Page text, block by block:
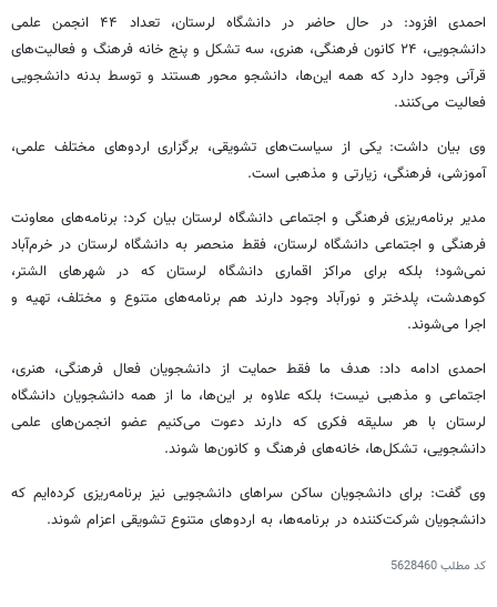
احمدی افزود: در حال حاضر در دانشگاه لرستان، تعداد ۴۴ انجمن علمی
دانشجویی، ۲۴ کانون فرهنگی، هنری، سه تشکل و پنج خانه فرهنگ و فعالیت‌های
قرآنی وجود دارد که همه این‌ها، دانشجو محور هستند و توسط بدنه دانشجویی
فعالیت می‌کنند.
وی بیان داشت: یکی از سیاست‌های تشویقی، برگزاری اردوهای مختلف علمی،
آموزشی، فرهنگی، زیارتی و مذهبی است.
مدیر برنامه‌ریزی فرهنگی و اجتماعی دانشگاه لرستان بیان کرد: برنامه‌های معاونت
فرهنگی و اجتماعی دانشگاه لرستان، فقط منحصر به دانشگاه لرستان در خرم‌آباد
نمی‌شود؛ بلکه برای مراکز اقماری دانشگاه لرستان که در شهرهای الشتر،
کوهدشت، پلدختر و نورآباد وجود دارند هم برنامه‌های متنوع و مختلف، تهیه و
اجرا می‌شوند.
احمدی ادامه داد: هدف ما فقط حمایت از دانشجویان فعال فرهنگی، هنری،
اجتماعی و مذهبی نیست؛ بلکه علاوه بر این‌ها، ما از همه دانشجویان دانشگاه
لرستان با هر سلیقه فکری که دارند دعوت می‌کنیم عضو انجمن‌های علمی
دانشجویی، تشکل‌ها، خانه‌های فرهنگ و کانون‌ها شوند.
وی گفت: برای دانشجویان ساکن سراهای دانشجویی نیز برنامه‌ریزی کرده‌ایم که
دانشجویان شرکت‌کننده در برنامه‌ها، به اردوهای متنوع تشویقی اعزام شوند.
کد مطلب5628460